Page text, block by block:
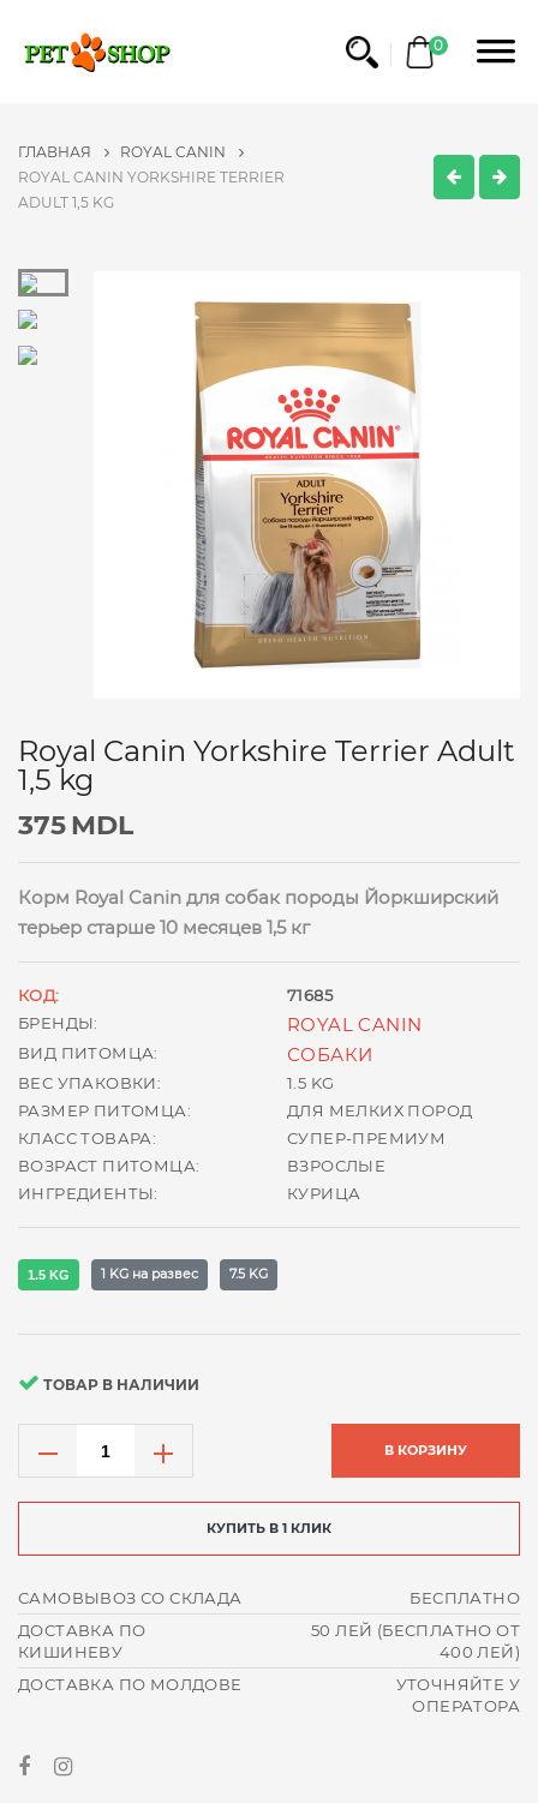
0
ГЛАВНАЯ
ROYAL CANIN
ROYAL CANIN YORKSHIRE TERRIER
ADULT 1,5 KG
Royal Canin Yorkshire Terrier Adult
1,5 kg
375MDL
Корм Royal Canin для собак породы Йоркширский
терьер старше 10 месяцев 1,5 кг
КОД:
71685
БРЕНДЫ:
ROYAL CANIN
ВИД ПИТОМЦА: СОБАКИ
ВЕС УПАКОВКИ:
1.5 KG
РАЗМЕР ПИТОМЦА:
ДЛЯ МЕЛКИХ ПОРОД
КЛАСС ТОВАРА:
СУПЕР-ПРЕМИУМ
ВОЗРАСТ ПИТОМЦА:
ВЗРОСЛЫЕ
ИНГРЕДИЕНТЫ:
КУРИЦА
1.5 KG 1 KG на развес 7.5 KG
ТОВАР В НАЛИЧИИ
В КОРЗИНУ
КУПИТЬ В 1 КЛИК
САМОВЫВОЗ СО СКЛАДА
БЕСПЛАТНО
ДОСТАВКА ПО
КИШИНЕВУ
50 ЛЕЙ (БЕСПЛАТНО ОТ
400 ЛЕЙ)
ДОСТАВКА ПО МОЛДОВЕ
УТОЧНЯЙТЕ У
ОПЕРАТОРА